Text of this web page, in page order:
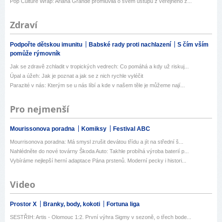
Zdraví
Podpořte dětskou imunitu Babské rady proti nachlazení
S čím vším
pomůže rýmovník
Jak se zdravě zchladit v tropických vedrech: Co pomáhá a kdy už riskuj...
Úpal a úžeh: Jak je poznat a jak se z nich rychle vyléčit
Parazité v nás: Kterým se u nás líbí a kde v našem těle je můžeme nají...
Pro nejmenší
Mourissonova poradna Komiksy Festival ABC
Mourrisonova poradna: Má smysl zrušit devátou třídu a jít na střední š...
Nahlédněte do nové továrny Škoda Auto: Takhle probíhá výroba baterií p...
Vybíráme nejlepší herní adaptace Pána prstenů. Moderní pecky i histori...
Video
Prostor X Branky, body, kokoti Fortuna liga
SESTŘIH: Artis - Olomouc 1:2. První výhra Sigmy v sezoně, o třech bode...